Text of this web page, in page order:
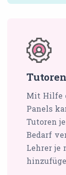
Mit Hilfe
Panels
Tutoren
Bedarf
Lehrer je